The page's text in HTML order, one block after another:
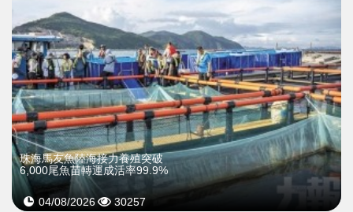
珠海馬友魚陸海接力養殖突破
6,000尾魚苗轉運成活率99.9%
04/08/2026 30257